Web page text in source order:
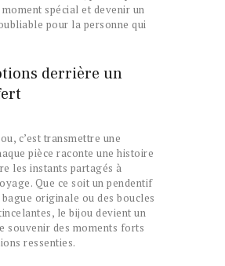
spécial et devenir un
pour la personne qui
derrière un
c’est transmettre une
pièce raconte une histoire
les instants partagés à
Que ce soit un pendentif
originale ou des boucles
le bijou devient un
souvenir des moments forts
ressenties.